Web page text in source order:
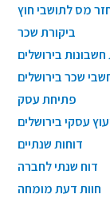
מס לתושבי חוץ
ביקורת שכר
בירושלים
שכר בירושלים
פתיחת עסק
עסקי בירושלים
דוחות שנתיים
דוח שנתי לחברה
חוות דעת מומחה